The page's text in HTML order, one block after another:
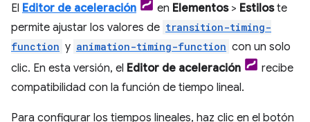
El Editor de aceleración en Elementos> Estiloste
permite ajustar los valores de transition-timing-
function y animation-timing-function con un solo
clic. En esta versión, el Editor de aceleración
recibe
compatibilidad con la función de tiempo lineal.
Para configurar los tiempos lineales, haz clic en el botón